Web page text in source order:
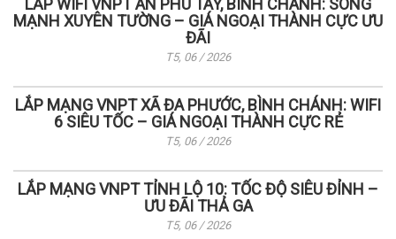
LẮP WIFI VNPT AN PHÚ TÂY, BÌNH CHÁNH: SÓNG
MẠNH XUYÊN TƯỜNG – GIÁ NGOẠI THÀNH CỰC ƯU
ĐÃI
T5, 06 / 2026
LẮP MẠNG VNPT XÃ ĐA PHƯỚC, BÌNH CHÁNH: WIFI
6 SIÊU TỐC – GIÁ NGOẠI THÀNH CỰC RẺ
T5, 06 / 2026
LẮP MẠNG VNPT TỈNH LỘ 10: TỐC ĐỘ SIÊU ĐỈNH –
ƯU ĐÃI THẢ GA
T5, 06 / 2026